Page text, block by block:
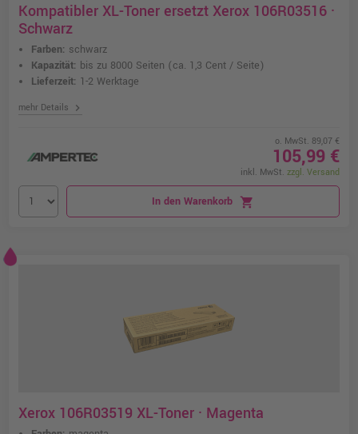
Kompatibler XL-Toner ersetzt Xerox 106R03516 ·
Schwarz
Farben: schwarz
Kapazität: bis zu 8000 Seiten (ca. 1,3 Cent / Seite)
Lieferzeit: 1-2 Werktage
mehr Details chevron_right
o. MwSt. 89,07 €
105,99 €
inkl. MwSt. zzgl. Versand
In den Warenkorb shopping_cart
Xerox 106R03519 XL-Toner · Magenta